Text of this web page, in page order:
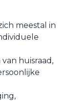
meestal in
huisraad,